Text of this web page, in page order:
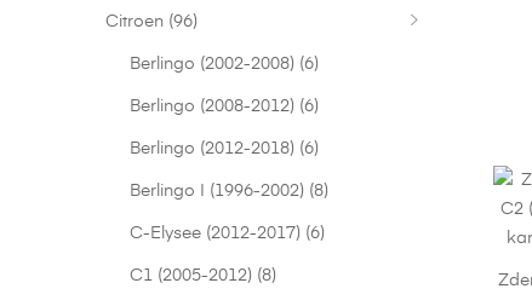
Citroen (96)
Berlingo (2002-2008) (6)
Berlingo (2008-2012) (6)
Berlingo (2012-2018) (6)
Berlingo I (1996-2002) (8)
C-Elysee (2012-2017) (6)
C1 (2005-2012) (8)